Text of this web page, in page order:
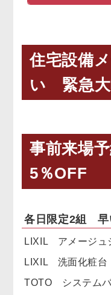
住宅設備
い 緊急大
事前来場
5％OFF
各日限定2組 早
LIXIL アメージュ
LIXIL 洗面化粧
TOTO システム